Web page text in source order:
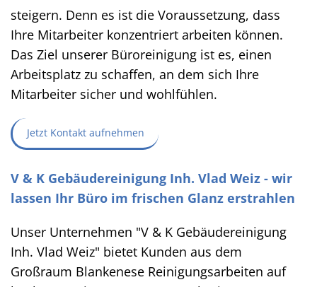
steigern. Denn es ist die Voraussetzung, dass
Ihre Mitarbeiter konzentriert arbeiten können.
Das Ziel unserer Büroreinigung ist es, einen
Arbeitsplatz zu schaffen, an dem sich Ihre
Mitarbeiter sicher und wohlfühlen.
Jetzt Kontakt aufnehmen
V & K Gebäudereinigung Inh. Vlad Weiz - wir
lassen Ihr Büro im frischen Glanz erstrahlen
Unser Unternehmen "V & K Gebäudereinigung
Inh. Vlad Weiz" bietet Kunden aus dem
Großraum Blankenese Reinigungsarbeiten auf